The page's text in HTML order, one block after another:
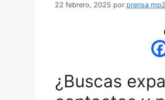
22 febrero, 2025 por prensa
¿Buscas